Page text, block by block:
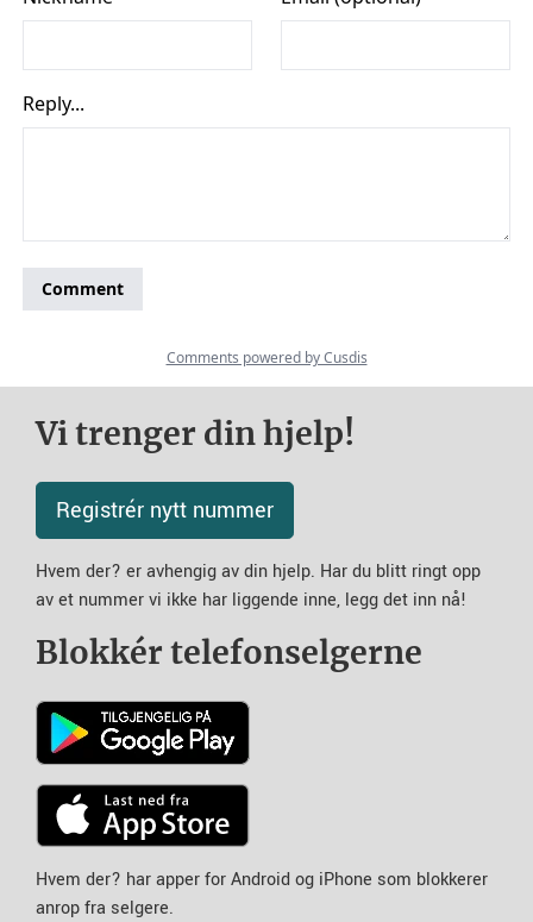
Vi trenger din hjelp!
Registrér nytt nummer
Hvem der? er avhengig av din hjelp. Har du blitt ringt opp
av et nummer vi ikke har liggende inne, legg det inn nå!
Blokkér telefonselgerne
Hvem der? har apper for Android og iPhone som blokkerer
anrop fra selgere.